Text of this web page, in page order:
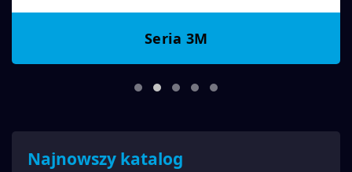
Seria 3M
Najnowszy katalog